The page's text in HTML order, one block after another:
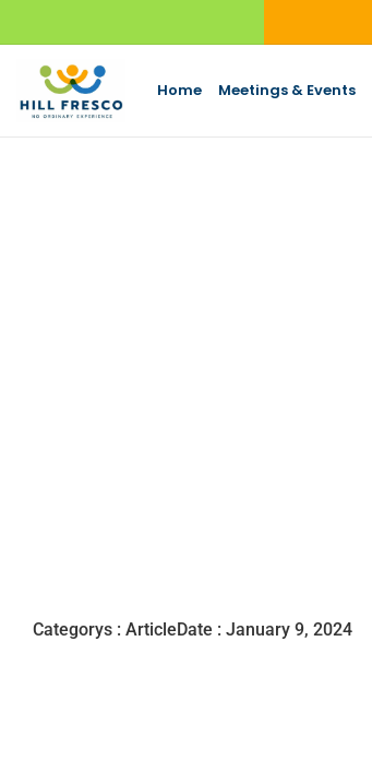
Home Meetings & Events
Categorys : Article Date : January 9, 2024